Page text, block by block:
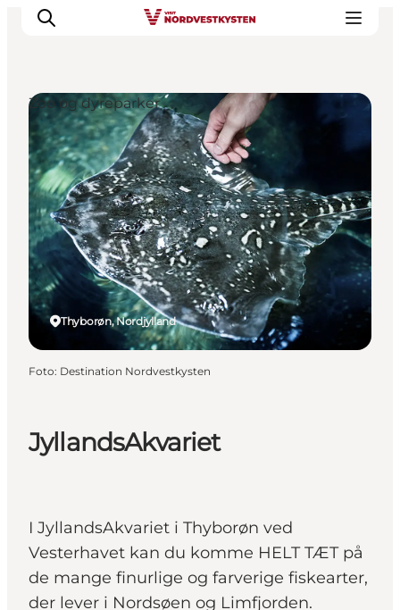
Feriesteder
Inspiration
Handicapvenlig ferie
Events
Overnatning
Planlæg din ferie
JyllandsAkvariet
I JyllandsAkvariet i Thyborøn ved
Vesterhavet kan du komme HELT TÆT på
de mange finurlige og farverige fiskearter,
der lever i Nordsøen og Limfjorden.
Thyborøn, Nordjylland
Zoo og dyreparker
Foto: Destination Nordvestkysten